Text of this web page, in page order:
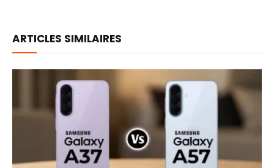
ARTICLES SIMILAIRES